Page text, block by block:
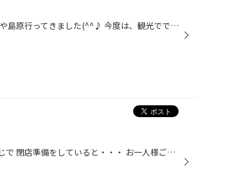
この前のバス釣りに続いて お休みまたもや島原行ってきました(^^♪ 今度は、観光でですけどね！！ 久しぶりの島原城。 登ってみたら相変わらずの眺めの良さ(^^) 登って降りて 小腹がすいて寄った所が、速魚川と言う場所で 頼んだのが、甘くておいしいかんざらし(^O^) また食べに行きまーす。 お腹も...
今日も１日お疲れ様でした～っという感じで 閉店準備をしていると・・・ お一人様ご来店(^^) 「バッタさん」どうやらチューブレスバルブキャップをお求めなようで・・ まあ～丁重にお引き取り頂きました(^_^)/ 虫が多くなってくる季節ですね～ 蚊もだんだん多くなってきましたね、くるぶし・耳の裏...